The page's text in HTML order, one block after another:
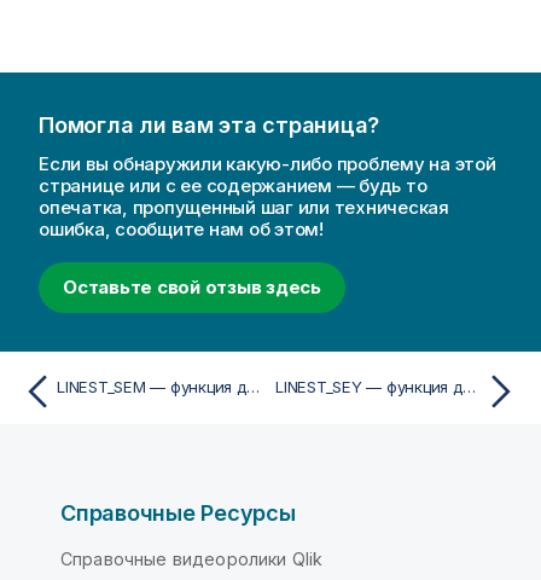
Помогла ли вам эта страница?
Если вы обнаружили какую-либо проблему на этой
странице или с ее содержанием — будь то
опечатка, пропущенный шаг или техническая
ошибка, сообщите нам об этом!
Оставьте свой отзыв здесь
LINEST_SEM — функция диаграммы LINEST_SEY — функция диаграммы
Справочные Ресурсы
Справочные видеоролики Qlik